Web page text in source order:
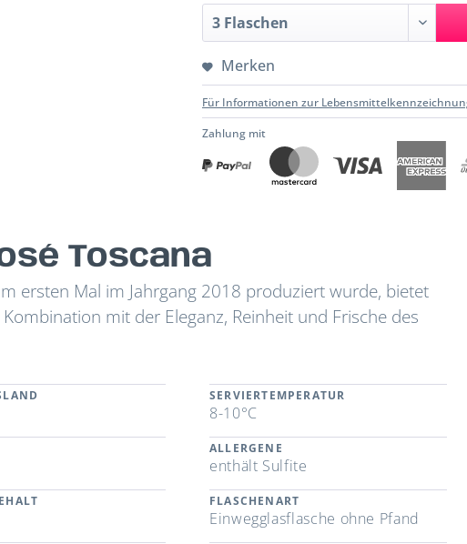
Merken
Für Informationen zur
Zahlung mit
Toscana
ersten Mal im Jahrgang 2018 produziert wurde, bietet
mit der Eleganz, Reinheit und Frische des
SERVIERTEMPERATUR
8-10°C
ALLERGENE
enthält Sulfite
FLASCHENART
Einwegglasflasche ohne Pfand